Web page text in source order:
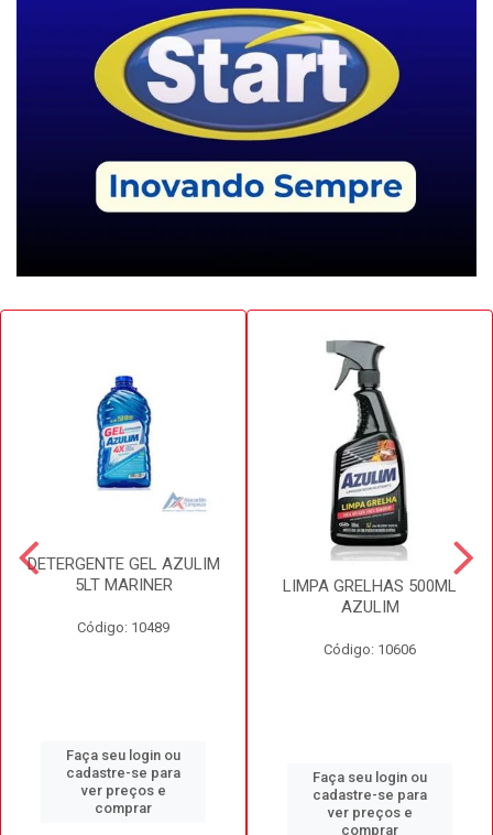
DETERGENTE GEL AZULIM
5LT MARINER
Código: 10489
Faça seu login ou
cadastre-se para
ver preços e
comprar
LIMPA GRELHAS 500ML
AZULIM
Código: 10606
Faça seu login ou
cadastre-se para
ver preços e
comprar